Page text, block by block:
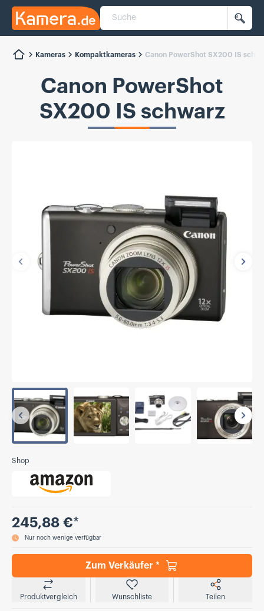
Kamera.de
Suche
Kameras Kompaktkameras Canon PowerShot SX200 IS
Canon PowerShot
SX200 IS schwarz
Vorherige
Vorherige
Shop
Preis
245,88 €*
Nur noch wenige verfügbar
Zum Verkäufer *
Produktvergleich Wunschliste Teilen